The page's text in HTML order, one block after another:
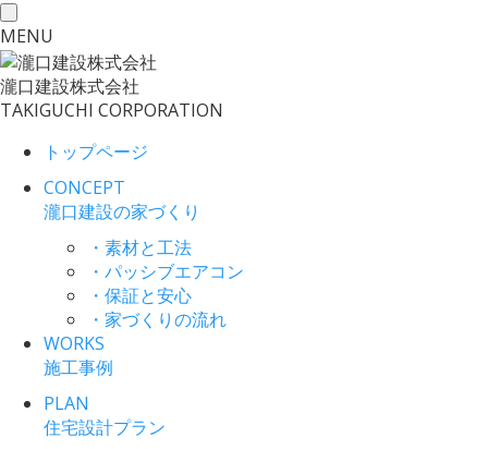
toggle
navigation
MENU
瀧口建設株式会社
TAKIGUCHI CORPORATION
トップページ
CONCEPT
瀧口建設の家づくり
・素材と工法
・パッシブエアコン
・保証と安心
・家づくりの流れ
WORKS
施工事例
PLAN
住宅設計プラン